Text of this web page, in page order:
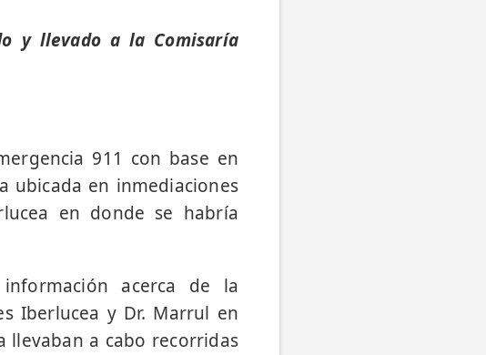
y llevado a la Comisaría
911 con base en
ubicada en inmediaciones
en donde se habría
acerca de la
Iberlucea y Dr. Marrul en
llevaban a cabo recorridas